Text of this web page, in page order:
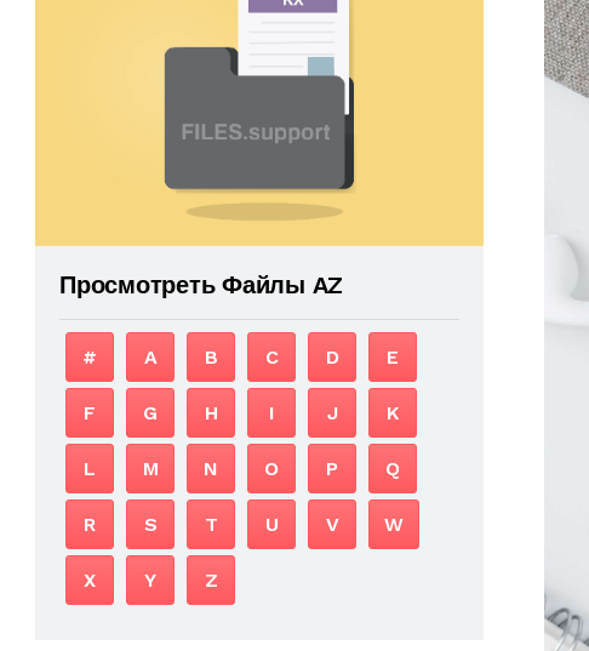
Просмотреть Файлы AZ
# A B C D E
F G H I J K
L M N O P Q
R S T U V W
X Y Z